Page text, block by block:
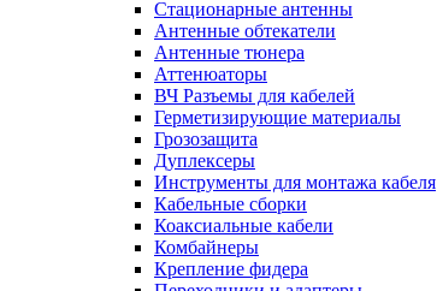
Стационарные антенны
Антенные обтекатели
Антенные тюнера
Аттенюаторы
ВЧ Разъемы для кабелей
Герметизирующие материалы
Грозозащита
Дуплексеры
Инструменты для монтажа кабеля
Кабельные сборки
Коаксиальные кабели
Комбайнеры
Крепление фидера